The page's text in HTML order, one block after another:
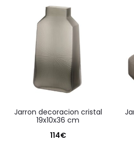
jarron decoracion cristal
19x10x36 cm
114€
jarron decoracion cristal